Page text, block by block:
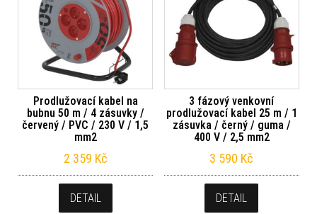
Prodlužovací kabel na
bubnu 50 m / 4 zásuvky /
červený / PVC / 230 V / 1,5
mm2
2 359 Kč
DETAIL
3 fázový venkovní
prodlužovací kabel 25 m / 1
zásuvka / černý / guma /
400 V / 2,5 mm2
3 590 Kč
DETAIL